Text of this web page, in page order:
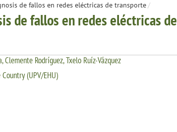
de fallos en redes eléctricas de transporte/
de fallos en redes eléctricas de
Rodríguez, Txelo Ruíz-Vázquez
(UPV/EHU)